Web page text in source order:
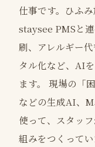
仕事です。ひふ
staysee PMSと
刷、アレルギー
タル化など、AI
ます。 現場の「
などの生成AI、
使って、スタッ
組みをつくってい